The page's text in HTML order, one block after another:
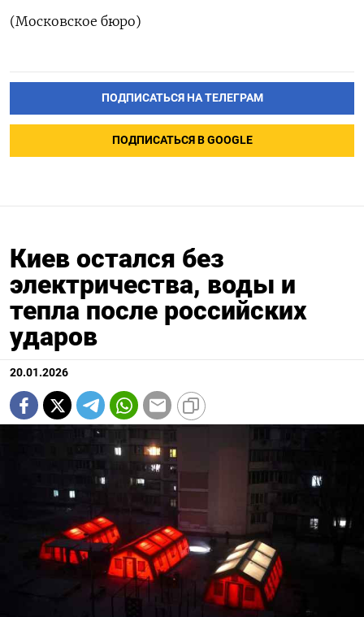
(Московское бюро)
ПОДПИСАТЬСЯ НА ТЕЛЕГРАМ
ПОДПИСАТЬСЯ В GOOGLE
Киев остался без
электричества, воды и
тепла после российских
ударов
20.01.2026